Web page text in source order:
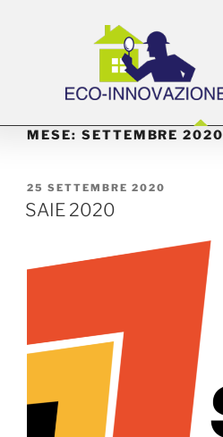
MESE: SETTEMBRE 2020
25 SETTEMBRE 2020
SAIE 2020